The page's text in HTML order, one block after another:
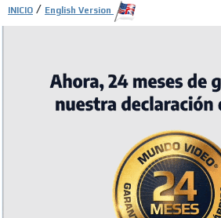
INICIO / English Version